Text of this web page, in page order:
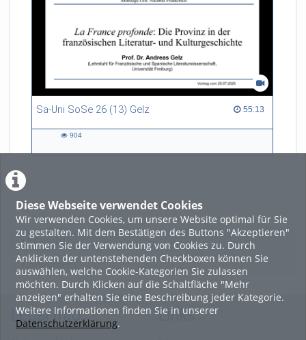
Diese Webseite verwendet Cookies
Wir verwenden Cookies, um unsere Website optimal für Sie
zu gestalten. Mit dem Bestätigen des Buttons "Akzeptieren"
stimmen Sie der Verwendung von Cookies zu. Durch
Anklicken der untenstehenden Checkboxen können Sie
auswählen, welche Cookie-Kategorien Sie zulassen
möchten. Durch Klicken auf die Schaltfläche "Mehr
anzeigen" erhalten Sie eine Beschreibung jeder Kategorie.
Weitere Informationen finden Sie in unserer
Datenschutzerklärung.
Sa-Uni SoSe 26 (13) Gelz 55:13
55:13 duration
904
LADE MEHR
Featured
Beliebtheit
Legal Info Links